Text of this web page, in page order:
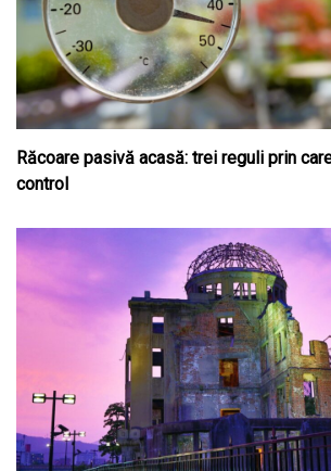
Răcoare pasivă acasă: trei reguli prin
control